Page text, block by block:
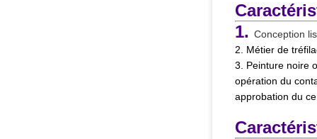
1. Conception
2. Métier de
3. Peinture noire
opération du
approbation du